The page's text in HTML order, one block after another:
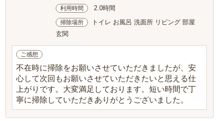
利用時間 2.0時間
掃除場所
トイレ お風呂 洗面所 リビング 部屋
玄関
ご感想
不在時に掃除をお願いさせていただきましたが、安
心して次回もお願いさせていただきたいと思える仕
上がりです。大変満足しております。短い時間で丁
寧に掃除していただきありがとうございました。